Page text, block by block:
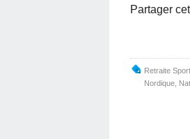
Partager
Retraite
Nordique,